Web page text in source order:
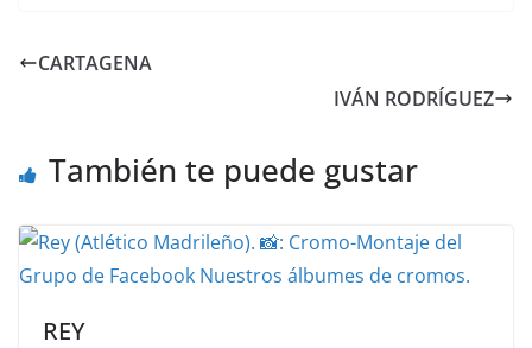
CARTAGENA
IVÁN RODRÍGUEZ
También te puede gustar
REY